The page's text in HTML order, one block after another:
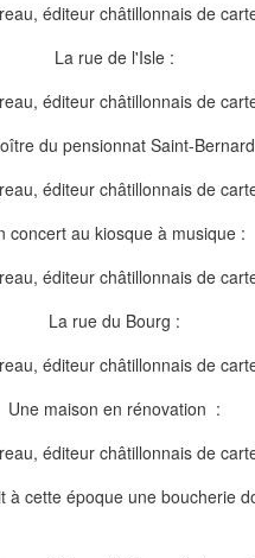
La rue de l'Isle :
du pensionnat Saint-
concert au kiosque à musique :
La rue du Bourg :
Une maison en rénovation :
à cette époque une boucherie